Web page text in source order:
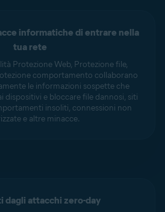
informatiche di entrare nella
tua rete
Protezione Web, Protezione file,
comportamento collaborano
le informazioni sospette che
dispositivi e bloccare file dannosi, siti
insoliti, connessioni non
e altre minacce.
dagli attacchi zero-day